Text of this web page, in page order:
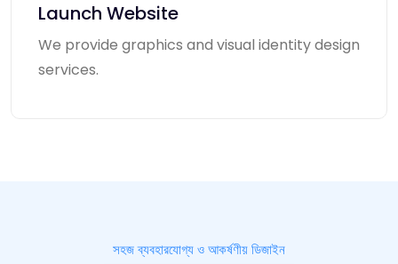
Launch Website
We provide graphics and visual identity design
services.
সহজ ব্যবহারযোগ্য ও আকর্ষণীয় ডিজাইন